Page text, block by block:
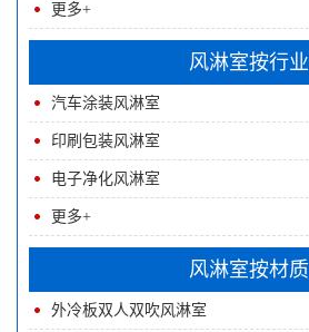
更多+
风淋室按行业
汽车涂装风淋室
印刷包装风淋室
电子净化风淋室
更多+
风淋室按材质
外冷板双人双吹风淋室